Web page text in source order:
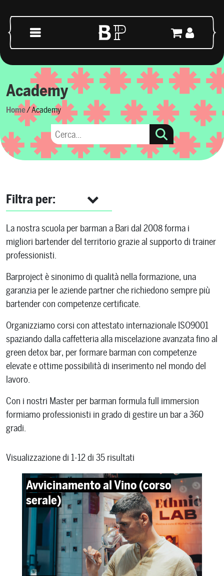
Navigazione principale
Academy
Home/ Academy
Filtra per:
La nostra scuola per barman a Bari dal 2008 forma i
migliori bartender del territorio grazie al supporto di trainer
professionisti.
Barproject è sinonimo di qualità nella formazione, una
garanzia per le aziende partner che richiedono sempre più
bartender con competenze certificate.
Organizziamo corsi con attestato internazionale ISO9001
spaziando dalla caffetteria alla miscelazione avanzata fino al
green detox bar, per formare barman con competenze
elevate e ottime possibilità di inserimento nel mondo del
lavoro.
Con i nostri Master per barman formula full immersion
formiamo professionisti in grado di gestire un bar a 360
gradi.
Visualizzazione di 1-12 di 35 risultati
Avvicinamento al Vino (corso
serale)